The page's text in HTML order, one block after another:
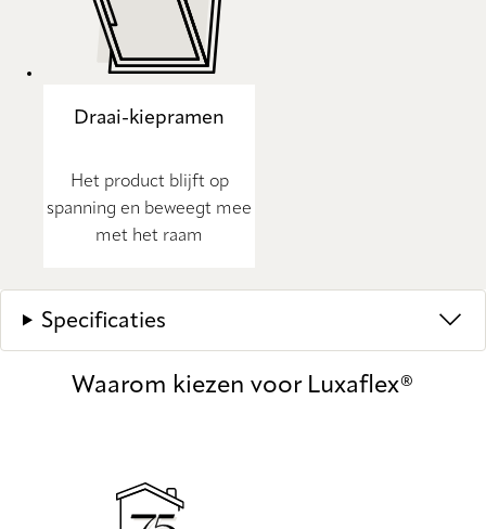
Draai-kiepramen
Het product blijft op
spanning en beweegt mee
met het raam
Specificaties
Waarom kiezen voor Luxaflex®